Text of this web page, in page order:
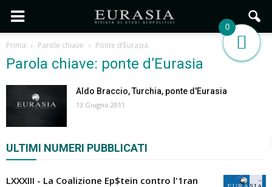
Prima Parole chiave Ponte d’Eurasia
Parola chiave: ponte d’Eurasia
Aldo Braccio, Turchia, ponte d'Eurasia
13 Giugno 2011
ULTIMI NUMERI PUBBLICATI
LXXXIII - La Coalizione Ep$tein contro l'1ran
0